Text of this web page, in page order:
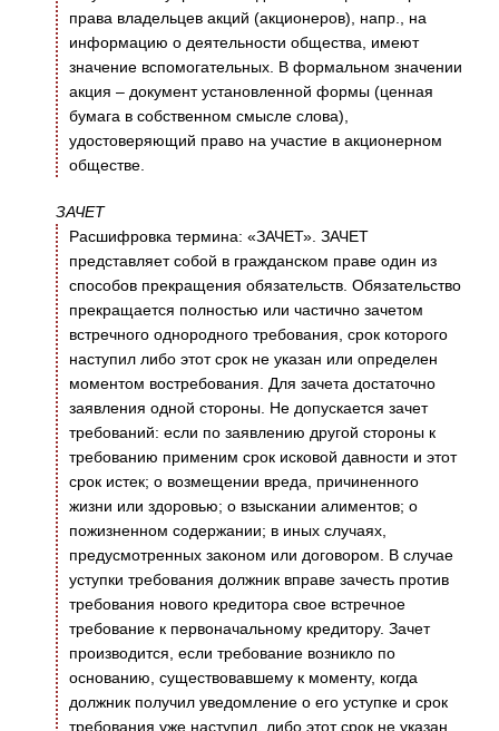
права владельцев акций (акционеров), напр., на
информацию о деятельности общества, имеют
значение вспомогательных. В формальном значении
акция – документ установленной формы (ценная
бумага в собственном смысле слова),
удостоверяющий право на участие в акционерном
обществе.
ЗАЧЕТ
Расшифровка термина: «ЗАЧЕТ». ЗАЧЕТ
представляет собой в гражданском праве один из
способов прекращения обязательств. Обязательство
прекращается полностью или частично зачетом
встречного однородного требования, срок которого
наступил либо этот срок не указан или определен
моментом востребования. Для зачета достаточно
заявления одной стороны. Не допускается зачет
требований: если по заявлению другой стороны к
требованию применим срок исковой давности и этот
срок истек; о возмещении вреда, причиненного
жизни или здоровью; о взыскании алиментов; о
пожизненном содержании; в иных случаях,
предусмотренных законом или договором. В случае
уступки требования должник вправе зачесть против
требования нового кредитора свое встречное
требование к первоначальному кредитору. Зачет
производится, если требование возникло по
основанию, существовавшему к моменту, когда
должник получил уведомление о его уступке и срок
требования уже наступил, либо этот срок не указан